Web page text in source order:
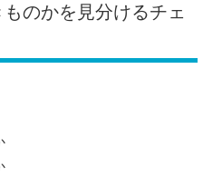
のかを見分けるチェ